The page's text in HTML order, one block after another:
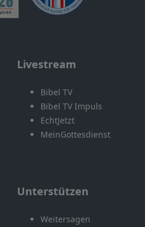
Livestream
Bibel TV
Bibel TV Impuls
EchtJetzt
MeinGottesdienst
Unterstützen
Weitersagen